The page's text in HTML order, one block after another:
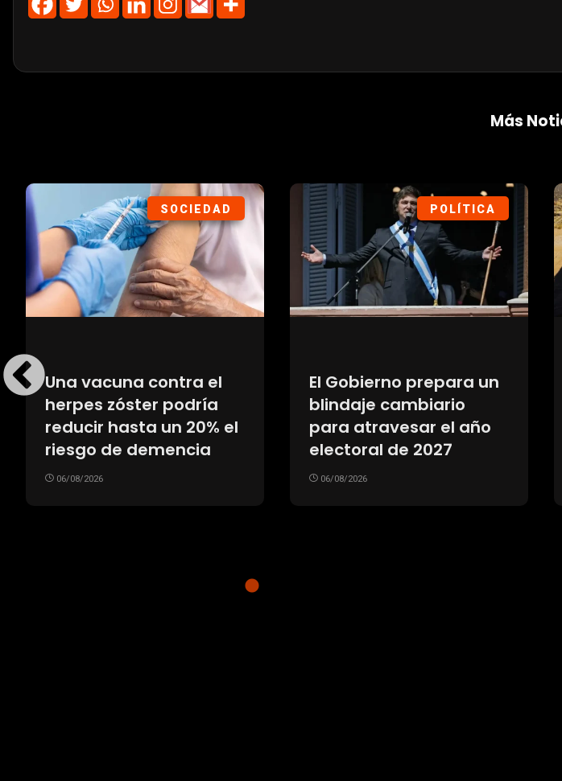
Más
SOCIEDAD
El precio del gas
importado agrava la
presión sobre la
industria argentina
06/08/2026
DEPORTES
La locura de los hinchas
de Fiorentina por
Franco Mastantuono en
multitudinario